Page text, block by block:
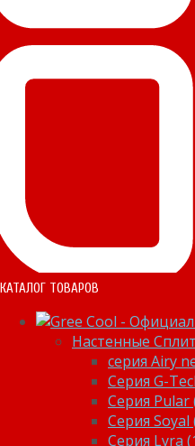
КАТАЛОГ ТОВАРОВ
Настенные
серия Airy
Серия G-
Серия Pular
Cерия Soyal
Серия Lyra